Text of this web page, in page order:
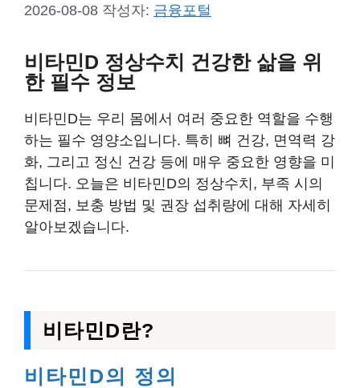
2026-08-08 작성자: 금융포털
비타민D 정상수치 건강한 삶을 위
한 필수 정보
비타민D는 우리 몸에서 여러 중요한 역할을 수행
하는 필수 영양소입니다. 특히 뼈 건강, 면역력 강
화, 그리고 정신 건강 등에 매우 중요한 영향을 미
칩니다. 오늘은 비타민D의 정상수치, 부족 시의
문제점, 보충 방법 및 권장 섭취량에 대해 자세히
알아보겠습니다.
비타민D란?
비타민D의 정의